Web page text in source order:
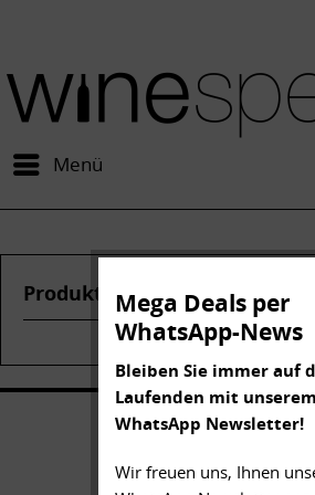
Menü
Produkte von Ca dei Frati
Mega Deals per
WhatsApp-News
Bleiben Sie immer auf
Laufenden mit unserem
WhatsApp Newsletter!
Wir freuen uns, Ihnen